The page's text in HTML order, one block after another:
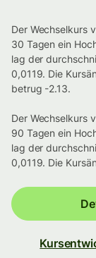
Der Wechselkurs
30 Tagen ein
lag der
0,0119. Die
betrug -2.13.
Der Wechselkurs
90 Tagen ein
lag der
0,0119. Die